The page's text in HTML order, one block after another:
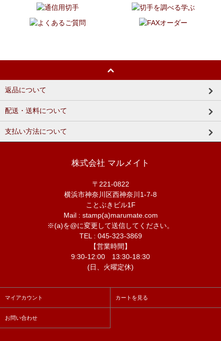
返品について
配送・送料について
支払い方法について
株式会社 マルメイト
〒221-0822
横浜市神奈川区西神奈川1-7-8
ことぶきビル1F
Mail : stamp(a)marumate.com
※(a)を@に変更して送信してください。
TEL : 045-323-3869
【営業時間】
9:30-12:00 13:30-18:30
(日、火曜定休)
マイアカウント カートを見る
お問い合わせ